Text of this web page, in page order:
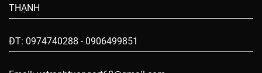
THẠNH
ĐT: 0974740288 - 0906499851